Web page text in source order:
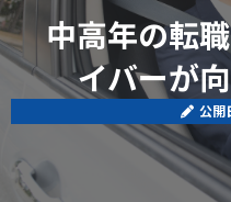
中高年の転
イバーが
公開